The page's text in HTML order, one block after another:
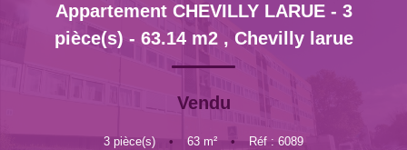
ESTIMER
BIENS VENDUS
Appartement CHEVILLY LARUE - 3
pièce(s) - 63.14 m2 , Chevilly larue
Vendu
3 pièce(s) • 63 m² • Réf : 6089